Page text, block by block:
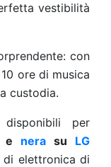
vestibilità
con
ore di musica
custodia.
per
nera su LG
elettronica di